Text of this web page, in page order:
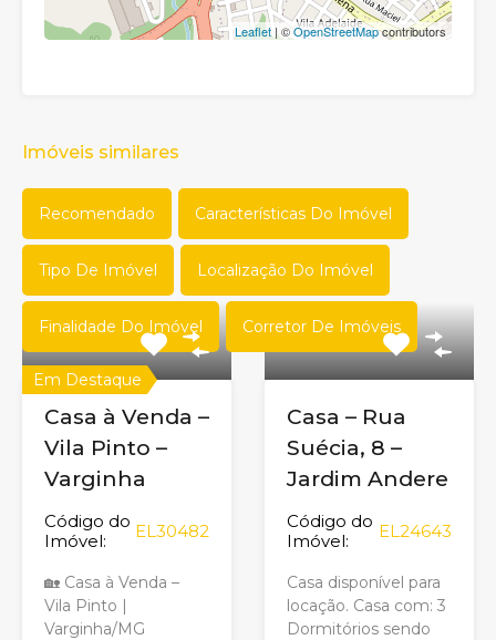
Leaflet | ©OpenStreetMapcontributors
Imóveis similares
Recomendado Características Do Imóvel
Tipo De Imóvel Localização Do Imóvel
Finalidade Do Imóvel Corretor De Imóveis
Em Destaque
Casa à Venda –
Vila Pinto –
Varginha
Código do
Imóvel:
EL30482
🏡 Casa à Venda –
Vila Pinto |
Varginha/MG
Casa – Rua
Suécia, 8 –
Jardim Andere
Código do
Imóvel:
EL24643
Casa disponível para
locação. Casa com: 3
Dormitórios sendo